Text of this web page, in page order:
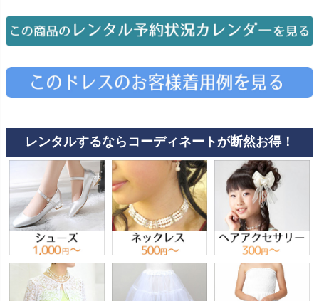
スタジオを予約 →
レンタルするならコーディネートが断然お得！